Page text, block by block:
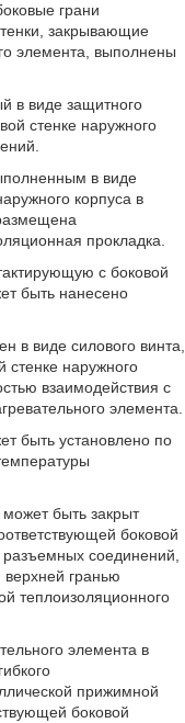
грани
закрывающие
элемента, выполнены
в виде защитного
стенке наружного
в виде
корпуса в
прокладка.
с боковой
быть нанесено
в виде силового винта,
стенке наружного
взаимодействия с
элемента.
быть установлено по
быть закрыт
боковой
соединений,
гранью
теплоизоляционного
элемента в
прижимной
боковой